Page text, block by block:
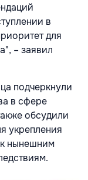
в
для
– заявил
подчеркнули
в сфере
обсудили
укрепления
нынешним